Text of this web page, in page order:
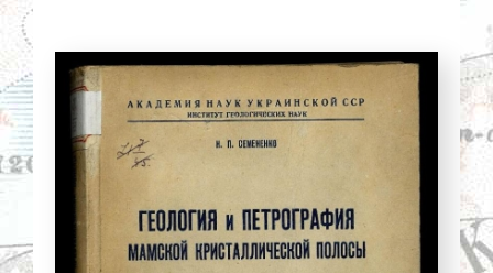
Контакты
Партнеры